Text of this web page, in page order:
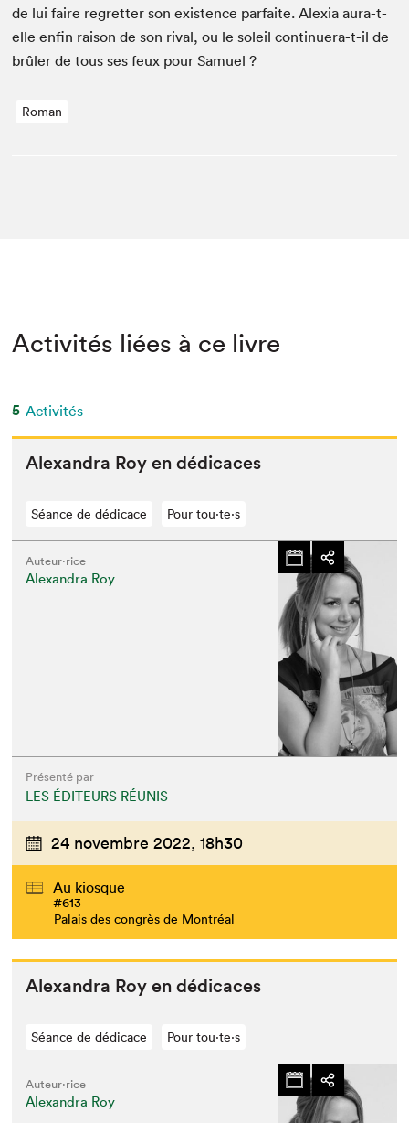
de lui faire regret­ter son exis­tence par­faite. Alex­ia aura-t-
elle enfin rai­son de son rival, ou le soleil con­tin­uera-t-il de
brûler de tous ses feux pour Samuel ?
Roman
Activités liées à ce livre
5 Activités
Alexan­dra Roy en dédicaces
Séance de dédicace Pour tou⋅te⋅s
Auteur·rice
Alexandra Roy
Présenté par
LES ÉDITEURS RÉUNIS
24 novembre 2022, 18h30
Au kiosque
#613
Palais des congrès de Montréal
Alexan­dra Roy en dédicaces
Séance de dédicace Pour tou⋅te⋅s
Auteur·rice
Alexandra Roy